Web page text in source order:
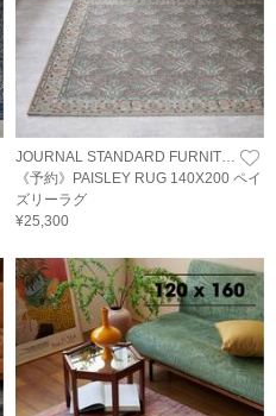
JOURNAL STANDARD FURNITURE
《予約》PAISLEY RUG 140X200 ペイ
ズリーラグ
¥25,300